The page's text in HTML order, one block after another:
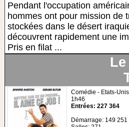
Pendant l'occupation
hommes ont pour mission de
stockées dans le désert
découvrent rapidement une
Pris en filat ...
Comédie - Etats-Unis
1h46
Entrées: 227 364
Démarrage: 149 251